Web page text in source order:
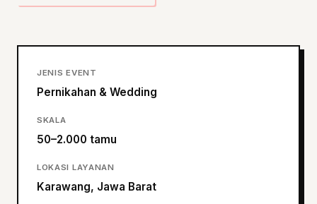
JENIS EVENT
Pernikahan & Wedding
SKALA
50–2.000 tamu
LOKASI LAYANAN
Karawang, Jawa Barat